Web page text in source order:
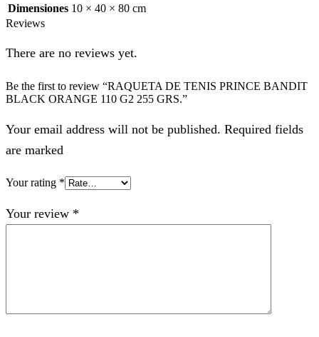
Dimensiones 10 × 40 × 80 cm
Reviews
There are no reviews yet.
Be the first to review “RAQUETA DE TENIS PRINCE BANDIT
BLACK ORANGE 110 G2 255 GRS.”
Your email address will not be published. Required fields
are marked
Your rating *
Your review *